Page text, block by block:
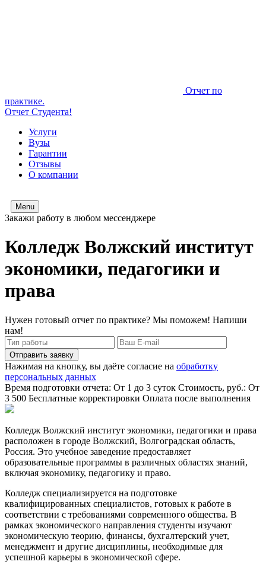
Отчет по
практике.
Отчет Студента!
Услуги
Вузы
Гарантии
Отзывы
О компании
Menu
Закажи работу в любом мессенджере
Колледж Волжский институт
экономики, педагогики и
права
Нужен готовый отчет по практике? Мы поможем! Напиши
нам!
Отправить заявку
Нажимая на кнопку, вы даёте согласие на обработку
персональных данных
Время подготовки отчета: От 1 до 3 суток Стоимость, руб.: От
3 500 Бесплатные корректировки Оплата после выполнения
Колледж Волжский институт экономики, педагогики и права
расположен в городе Волжский, Волгоградская область,
Россия. Это учебное заведение предоставляет
образовательные программы в различных областях знаний,
включая экономику, педагогику и право.
Колледж специализируется на подготовке
квалифицированных специалистов, готовых к работе в
соответствии с требованиями современного общества. В
рамках экономического направления студенты изучают
экономическую теорию, финансы, бухгалтерский учет,
менеджмент и другие дисциплины, необходимые для
успешной карьеры в экономической сфере.